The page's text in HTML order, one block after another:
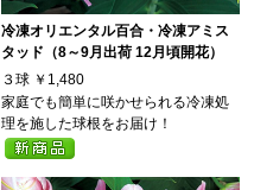
冷凍オリエンタル百合・冷凍アミス
タッド（8～9月出荷 12月頃開花）
３球 ￥1,480
家庭でも簡単に咲かせられる冷凍処
理を施した球根をお届け！